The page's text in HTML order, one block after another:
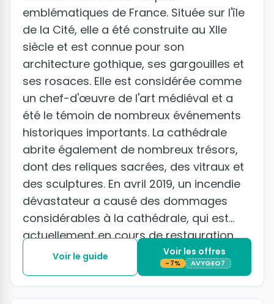
emblématiques de France. Située sur l'île
de la Cité, elle a été construite au XIIe
siècle et est connue pour son
architecture gothique, ses gargouilles et
ses rosaces. Elle est considérée comme
un chef-d'œuvre de l'art médiéval et a
été le témoin de nombreux événements
historiques importants. La cathédrale
abrite également de nombreux trésors,
dont des reliques sacrées, des vitraux et
des sculptures. En avril 2019, un incendie
dévastateur a causé des dommages
considérables à la cathédrale, qui est
actuellement en cours de restauration.
Voir le guide Voir les offres
-7% AVYGEO7